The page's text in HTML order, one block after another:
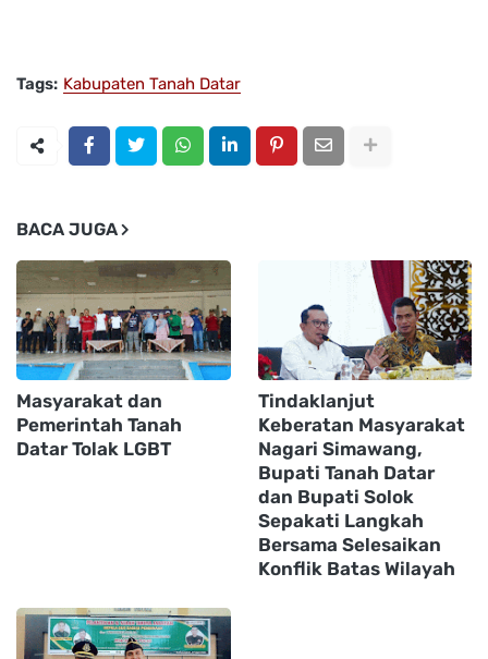
Tags: Kabupaten Tanah Datar
BACA JUGA
Masyarakat dan
Pemerintah Tanah
Datar Tolak LGBT
Tindaklanjut
Keberatan Masyarakat
Nagari Simawang,
Bupati Tanah Datar
dan Bupati Solok
Sepakati Langkah
Bersama Selesaikan
Konflik Batas Wilayah